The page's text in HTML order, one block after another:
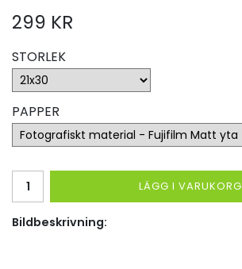
299 KR
STORLEK
PAPPER
LÄGG I
Bildbeskrivning: